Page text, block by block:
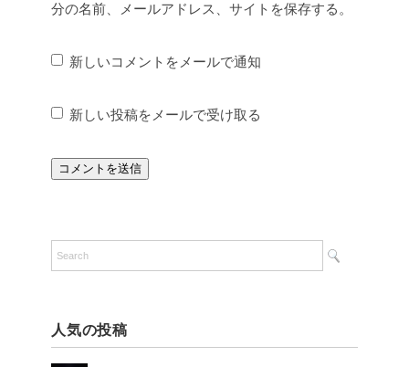
分の名前、メールアドレス、サイトを保存する。
新しいコメントをメールで通知
新しい投稿をメールで受け取る
人気の投稿